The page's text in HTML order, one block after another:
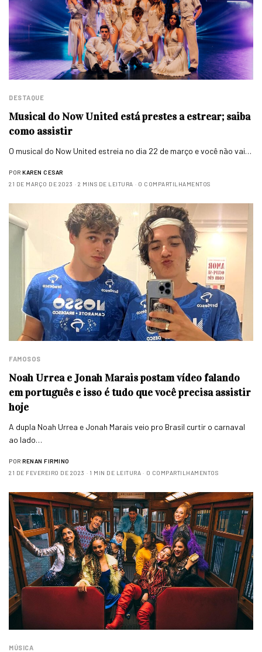
DESTAQUE
Musical do Now United está prestes a estrear; saiba
como assistir
O musical do Now United estreia no dia 22 de março e você não vai…
POR KAREN CESAR
21 DE MARÇO DE 2023
2 MINS DE LEITURA 0 COMPARTILHAMENTOS
FAMOSOS
Noah Urrea e Jonah Marais postam vídeo falando
em português e isso é tudo que você precisa assistir
hoje
A dupla Noah Urrea e Jonah Marais veio pro Brasil curtir o carnaval
ao lado…
POR RENAN FIRMINO
21 DE FEVEREIRO DE 2023
1 MIN DE LEITURA 0 COMPARTILHAMENTOS
MÚSICA